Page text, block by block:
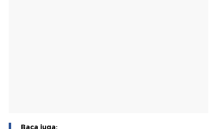
Baca juga: